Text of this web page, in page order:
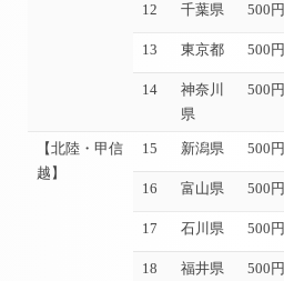
12 千葉県 500円
13 東京都 500円
14
神奈川
県
500円
【北陸・甲信
越】
15 新潟県 500円
16 富山県 500円
17 石川県 500円
18 福井県 500円